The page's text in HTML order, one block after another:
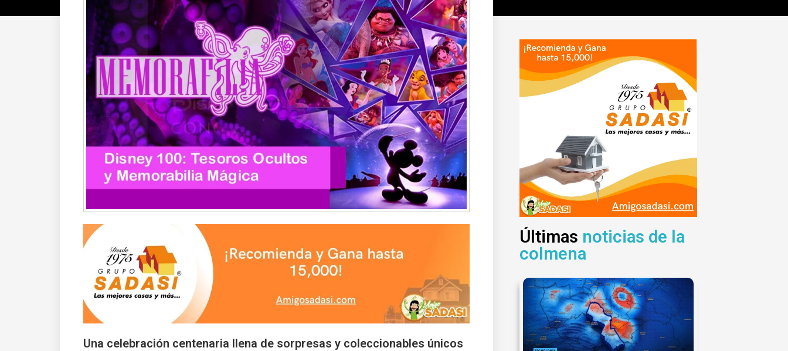
Una celebración centenaria llena de sorpresas y coleccionables únicos
Últimas noticias de la
colmena